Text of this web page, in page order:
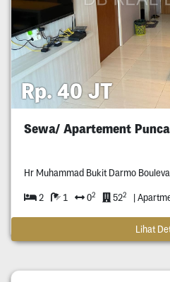
Rp. 40 JT
Sewa/ Apartement
Hr Muhammad Bukit Darmo
2 1 02 522 |
Lihat